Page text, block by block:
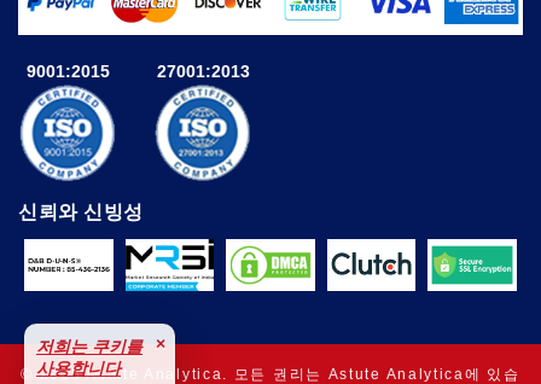
9001:2015 27001:2013
신뢰와 신빙성
© 2025 Astute Analytica. 모든 권리는 Astute Analytica에 있습
저희는 쿠키를
사용합니다
×